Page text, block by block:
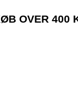
OVER 400